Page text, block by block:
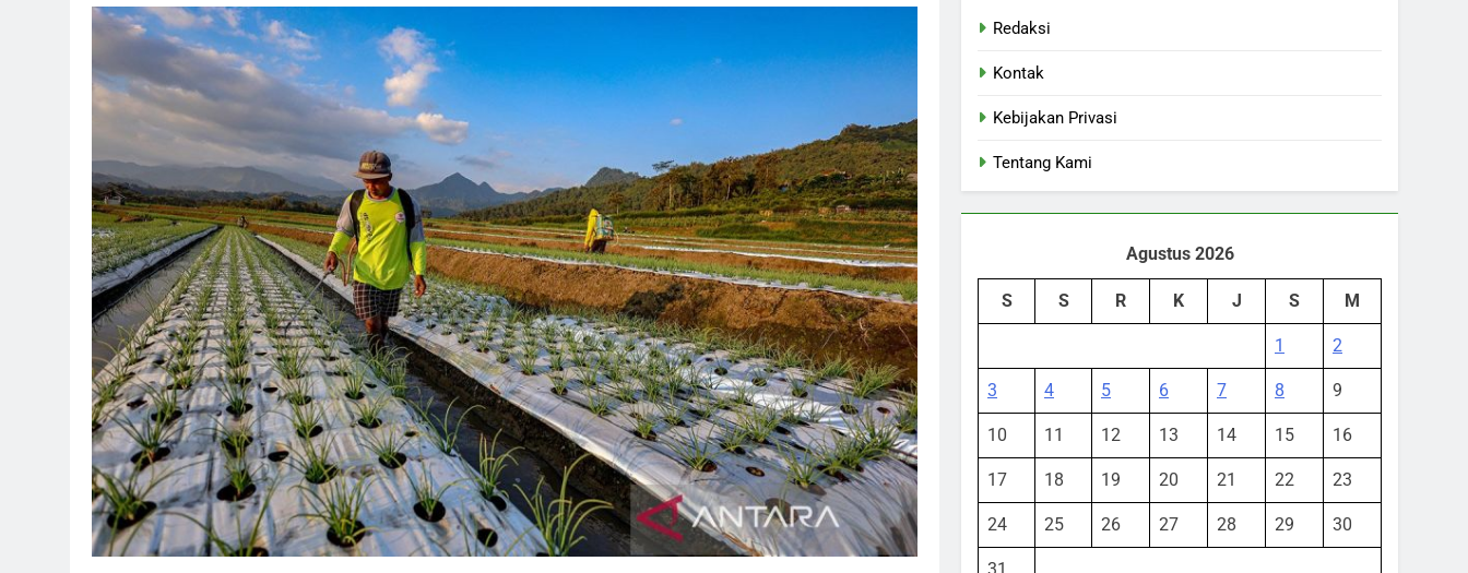
Redaksi
Kontak
Kebijakan Privasi
Tentang Kami
Agustus 2026
S S R K J S M
1 2
3 4 5 6 7 8 9
10 11 12 13 14 15 16
17 18 19 20 21 22 23
24 25 26 27 28 29 30